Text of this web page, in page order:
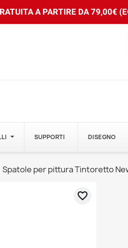
A PARTIRE DA 79,00€
SUPPORTI DISEGNO
Spatole per pittura Tintoretto
favorite_border